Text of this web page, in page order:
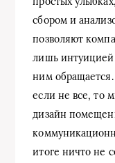
сбором и
позволяют
лишь
ним
если не все, то
дизайн
итоге ничто не